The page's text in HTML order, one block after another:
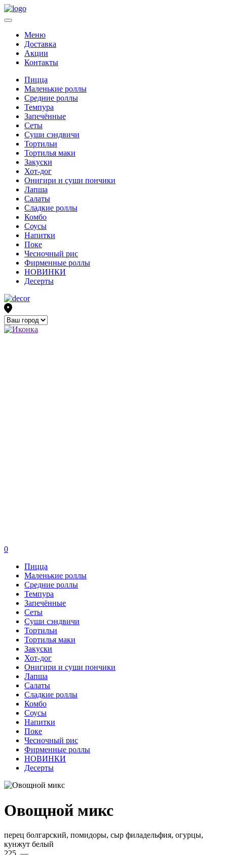
Меню
Доставка
Акции
Контакты
Пицца
Маленькие роллы
Средние роллы
Темпура
Запечённые
Сеты
Суши сэндвичи
Тортильи
Тортилья маки
Закуски
Хот-дог
Онигири и суши пончики
Лапша
Салаты
Сладкие роллы
Комбо
Соусы
Напитки
Поке
Чесночный рис
Фирменные роллы
НОВИНКИ
Десерты
0
Пицца
Маленькие роллы
Средние роллы
Темпура
Запечённые
Сеты
Суши сэндвичи
Тортильи
Тортилья маки
Закуски
Хот-дог
Онигири и суши пончики
Лапша
Салаты
Сладкие роллы
Комбо
Соусы
Напитки
Поке
Чесночный рис
Фирменные роллы
НОВИНКИ
Десерты
Овощной микс
перец болгарский, помидоры, сыр филадельфия, огурцы,
кунжут белый